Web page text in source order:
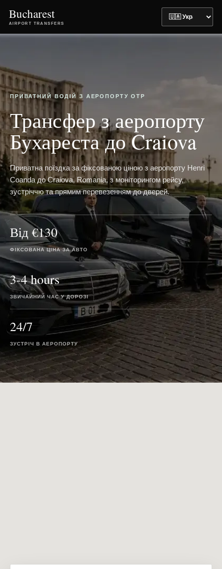
Bucharest
AIRPORT TRANSFERS
ПРИВАТНИЙ ВОДІЙ З АЕРОПОРТУ OTP
Трансфер з аеропорту
Бухареста до Craiova
Приватна поїздка за фіксованою ціною з аеропорту Henri
Coanda до Craiova, Romania, з моніторингом рейсу,
зустріччю та прямим перевезенням до дверей.
Від €130
ФІКСОВАНА ЦІНА ЗА АВТО
3-4 hours
ЗВИЧАЙНИЙ ЧАС У ДОРОЗІ
24/7
ЗУСТРІЧ В АЕРОПОРТУ